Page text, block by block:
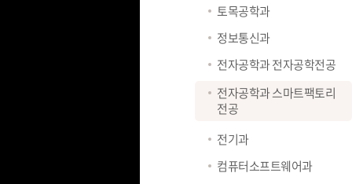
토목공학과
정보통신과
전자공학과 전자공학전공
전자공학과 스마트팩토리
전공
전기과
컴퓨터소프트웨어과